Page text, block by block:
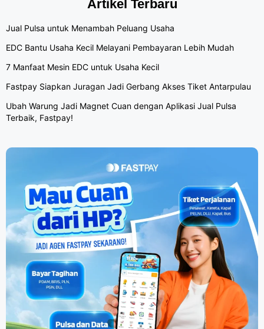
Artikel Terbaru
Jual Pulsa untuk Menambah Peluang Usaha
EDC Bantu Usaha Kecil Melayani Pembayaran Lebih Mudah
7 Manfaat Mesin EDC untuk Usaha Kecil
Fastpay Siapkan Juragan Jadi Gerbang Akses Tiket Antarpulau
Ubah Warung Jadi Magnet Cuan dengan Aplikasi Jual Pulsa
Terbaik, Fastpay!